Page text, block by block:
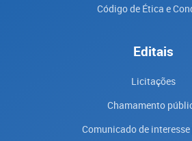
Código de Ética e
Editais
Licitações
Chamamento
Comunicado de